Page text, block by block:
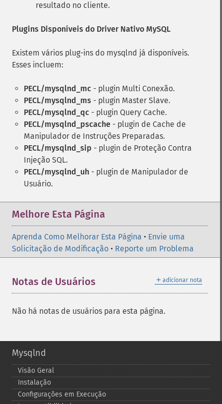
resultado no cliente.
Plugins Disponíveis do Driver Nativo MySQL
Existem vários plug-ins do mysqlnd já disponíveis.
Esses incluem:
PECL/mysqlnd_mc - plugin Multi Conexão.
PECL/mysqlnd_ms - plugin Master Slave.
PECL/mysqlnd_qc - plugin Query Cache.
PECL/mysqlnd_pscache - plugin de Cache de
Manipulador de Instruções Preparadas.
PECL/mysqlnd_sip - plugin de Proteção Contra
Injeção SQL.
PECL/mysqlnd_uh - plugin de Manipulador de
Usuário.
Melhore Esta Página
Aprenda Como Melhorar Esta Página • Envie uma
Solicitação de Modificação • Reporte um Problema
＋ adicionar nota
Notas de Usuários
Não há notas de usuários para esta página.
Mysqlnd
Visão Geral
Instalação
Configurações em Execução